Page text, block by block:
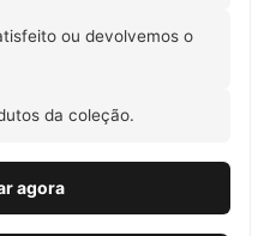
ou devolvemos o
da coleção.
agora